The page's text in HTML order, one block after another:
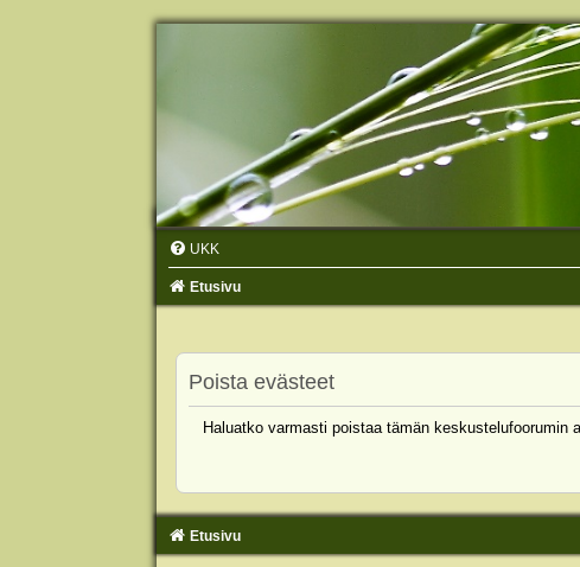
UKK
Etusivu
Poista evästeet
Haluatko varmasti poistaa tämän keskustelufoorumin
Etusivu